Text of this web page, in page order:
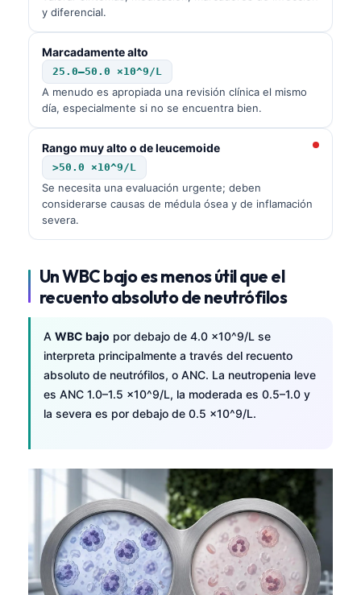
y diferencial.
Marcadamente alto
25.0–50.0 ×10^9/L
A menudo es apropiada una revisión clínica el mismo
día, especialmente si no se encuentra bien.
Rango muy alto o de leucemoide
>50.0 ×10^9/L
Se necesita una evaluación urgente; deben
considerarse causas de médula ósea y de inflamación
severa.
Un WBC bajo es menos útil que el
recuento absoluto de neutrófilos
A WBC bajo por debajo de 4.0 ×10^9/L se
interpreta principalmente a través del recuento
absoluto de neutrófilos, o ANC. La neutropenia leve
es ANC 1.0–1.5 ×10^9/L, la moderada es 0.5–1.0 y
la severa es por debajo de 0.5 ×10^9/L.
മലയാളം
Bahasa Melayu
Tiếng Việt
Tagalog
ไทย
Kiswahili
አማርኛ
Українська
Català
Қазақ тілі
Suomi
Hrvatski
Slovenčina
سنڌي
සිංහල
অসমীয়া
Galego